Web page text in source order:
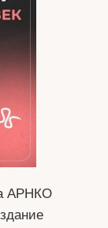
АРНКО